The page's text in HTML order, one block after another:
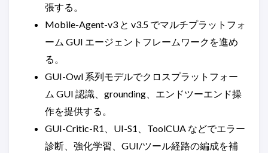
張する。
Mobile-Agent-v3 と v3.5 でマルチプラットフォ
ーム GUI エージェントフレームワークを進め
る。
GUI-Owl 系列モデルでクロスプラットフォー
ム GUI 認識、grounding、エンドツーエンド操
作を提供する。
GUI-Critic-R1、UI-S1、ToolCUA などでエラー
診断、強化学習、GUI/ツール経路の編成を補